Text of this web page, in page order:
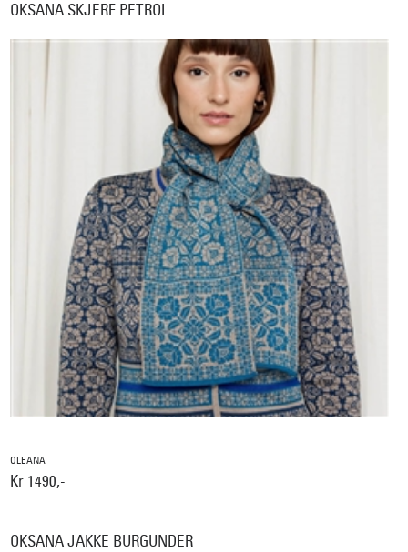
OKSANA SKJERF PETROL
OLEANA
Kr 1490,-
OKSANA JAKKE BURGUNDER